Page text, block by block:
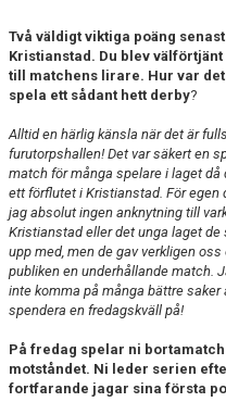
MATCHER
LÄNKAR
BLI MEDLEM!
VFC CUPEN
VHK SOCIALA MEDIER
VHK SHOP 2025-2026
HANDBOLLSALLSVENSKAN
Två väldigt viktiga poäng
Kristianstad. Du blev välförtjänt
till matchens lirare. Hur var
spela ett sådant hett derby?
Alltid en härlig känsla när det är
furutorpshallen! Det var säkert en
match för många spelare i laget då
ett förflutet i Kristianstad. För egen
jag absolut ingen anknytning till
Kristianstad eller det unga laget de
upp med, men de gav verkligen oss
publiken en underhållande match.
inte komma på många bättre saker
spendera en fredagskväll på!
På fredag spelar ni
motståndet. Ni leder serien
fortfarande jagar sina första